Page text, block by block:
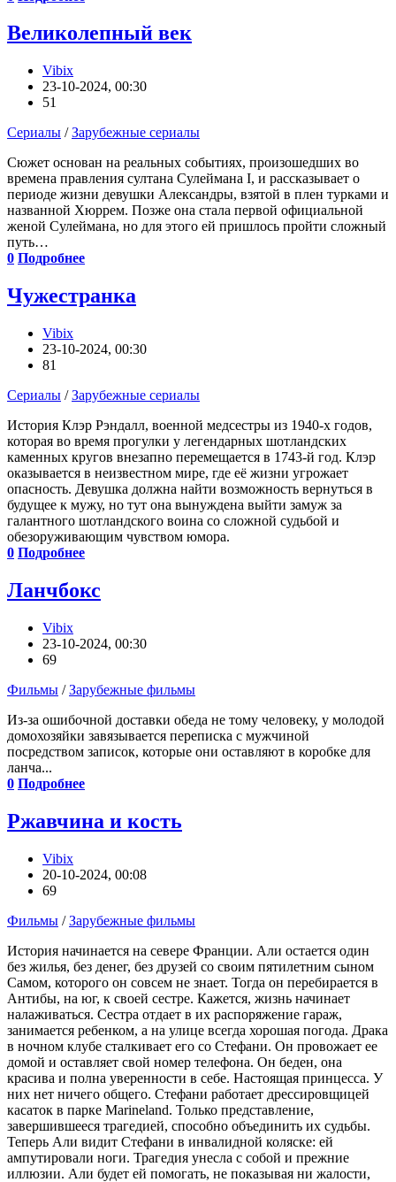
Великолепный век
Vibix
23-10-2024, 00:30
51
Сериалы /Зарубежные сериалы
Сюжет основан на реальных событиях, произошедших во
времена правления султана Сулеймана I, и рассказывает о
периоде жизни девушки Александры, взятой в плен турками и
названной Хюррем. Позже она стала первой официальной
женой Сулеймана, но для этого ей пришлось пройти сложный
путь…
0 Подробнее
Чужестранка
Vibix
23-10-2024, 00:30
81
Сериалы /Зарубежные сериалы
История Клэр Рэндалл, военной медсестры из 1940-х годов,
которая во время прогулки у легендарных шотландских
каменных кругов внезапно перемещается в 1743-й год. Клэр
оказывается в неизвестном мире, где её жизни угрожает
опасность. Девушка должна найти возможность вернуться в
будущее к мужу, но тут она вынуждена выйти замуж за
галантного шотландского воина со сложной судьбой и
обезоруживающим чувством юмора.
0 Подробнее
Ланчбокс
Vibix
23-10-2024, 00:30
69
Фильмы /Зарубежные фильмы
Из-за ошибочной доставки обеда не тому человеку, у молодой
домохозяйки завязывается переписка с мужчиной
посредством записок, которые они оставляют в коробке для
ланча...
0 Подробнее
Ржавчина и кость
Vibix
20-10-2024, 00:08
69
Фильмы /Зарубежные фильмы
История начинается на севере Франции. Али остается один
без жилья, без денег, без друзей со своим пятилетним сыном
Самом, которого он совсем не знает. Тогда он перебирается в
Антибы, на юг, к своей сестре. Кажется, жизнь начинает
налаживаться. Сестра отдает в их распоряжение гараж,
занимается ребенком, а на улице всегда хорошая погода. Драка
в ночном клубе сталкивает его со Стефани. Он провожает ее
домой и оставляет свой номер телефона. Он беден, она
красива и полна уверенности в себе. Настоящая принцесса. У
них нет ничего общего. Стефани работает дрессировщицей
касаток в парке Marineland. Только представление,
завершившееся трагедией, способно объединить их судьбы.
Теперь Али видит Стефани в инвалидной коляске: ей
ампутировали ноги. Трагедия унесла с собой и прежние
иллюзии. Али будет ей помогать, не показывая ни жалости,